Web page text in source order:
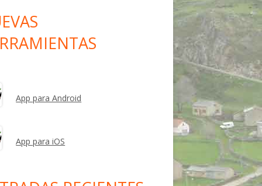
App para Android
App para iOS